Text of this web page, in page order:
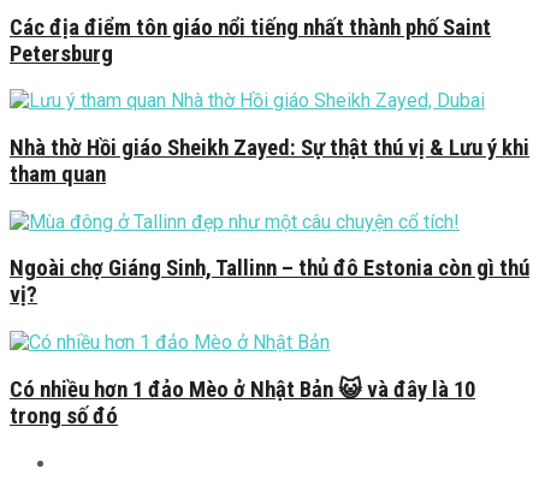
Các địa điểm tôn giáo nổi tiếng nhất thành phố Saint
Petersburg
Nhà thờ Hồi giáo Sheikh Zayed: Sự thật thú vị & Lưu ý khi
tham quan
Ngoài chợ Giáng Sinh, Tallinn – thủ đô Estonia còn gì thú
vị?
Có nhiều hơn 1 đảo Mèo ở Nhật Bản 😺 và đây là 10
trong số đó